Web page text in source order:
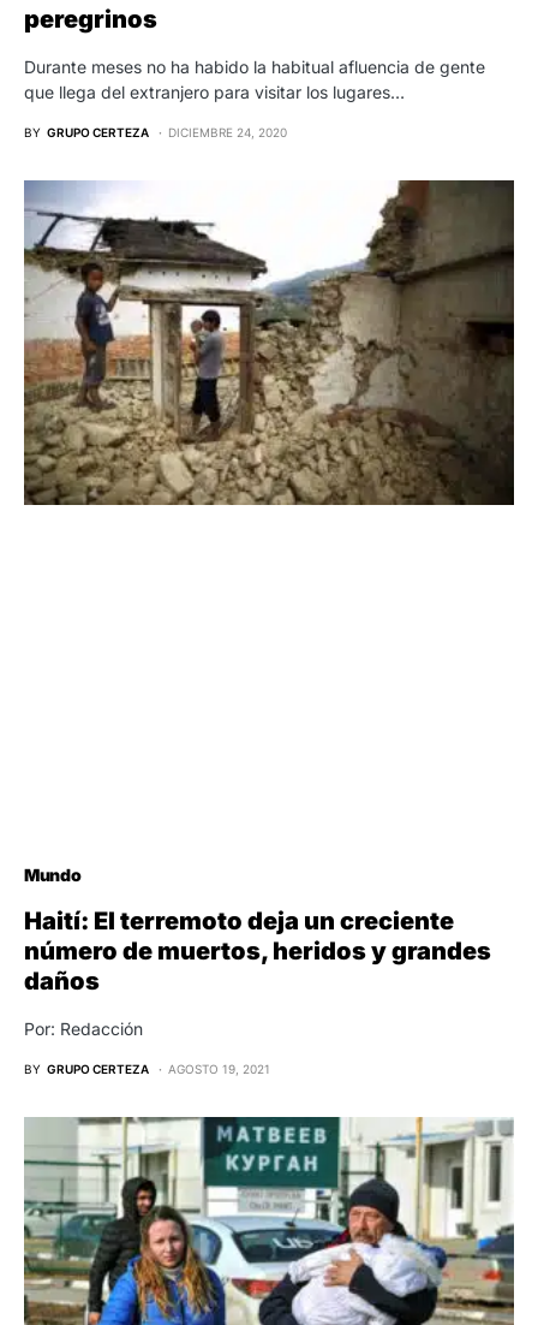
peregrinos
Durante meses no ha habido la habitual afluencia de gente
que llega del extranjero para visitar los lugares…
BY GRUPO CERTEZA DICIEMBRE 24, 2020
Mundo
Haití: El terremoto deja un creciente
número de muertos, heridos y grandes
daños
Por: Redacción
BY GRUPO CERTEZA AGOSTO 19, 2021